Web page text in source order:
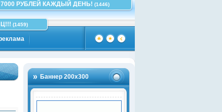
7000 РУБЛЕЙ КАЖДЫЙ ДЕНЬ! (1446)
(1459)
Баннер 200х300